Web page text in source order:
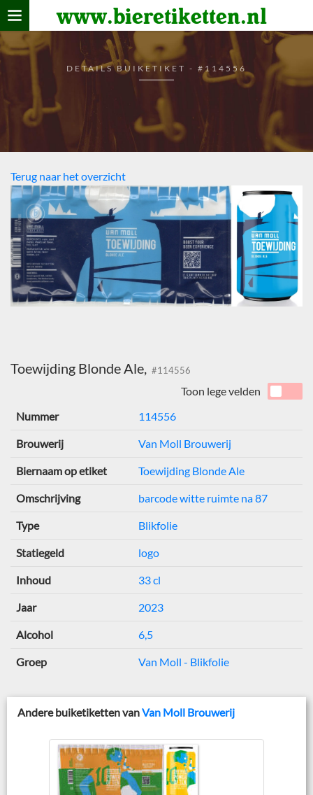
www.bieretiketten.nl
Home
verzamelen
De bierkaart
Bezoekers
DETAILS BUIKETIKET - #114556
Terug naar het overzicht
Toewijding Blonde Ale, #114556
Toon lege velden
Nummer
114556
Brouwerij Van Moll Brouwerij
Biernaam op etiket Toewijding Blonde Ale
Omschrijving barcode witte ruimte na 87
Type Blikfolie
Statiegeld logo
Inhoud 33 cl
Jaar 2023
Alcohol 6,5
Groep Van Moll - Blikfolie
Andere buiketiketten vanVan Moll Brouwerij